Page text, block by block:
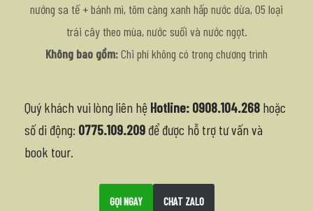
nướng sa tế + bánh mì, tôm càng xanh hấp nước dừa, 05 loại
trái cây theo mùa, nước suối và nước ngọt.
Không bao gồm:Chi phí không có trong chương trình
Quý khách vui lòng liên hệ Hotline: 0908.104.268 hoặc
số di động: 0775.109.209 để được hỗ trợ tư vấn và
book tour.
GỌI NGAY CHAT ZALO